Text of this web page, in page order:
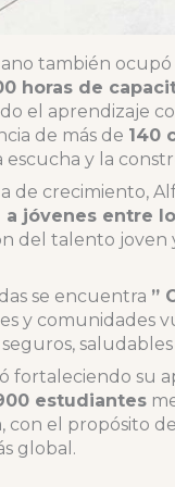
también
horas de
el aprendizaje
de más de 140
escucha y la
de crecimiento,
jóvenes entre
del talento
se encuentra ”
y comunidades
saludables
fortaleciendo su
estudiantes
el propósito
global.